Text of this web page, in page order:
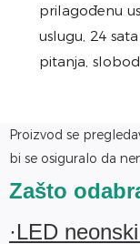
prilagođenu
uslugu, 24
pitanja,
Proizvod se
bi se osiguralo da
Zašto
·LED